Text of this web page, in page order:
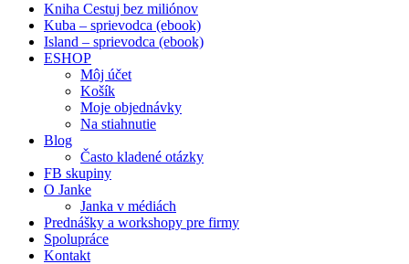
Kniha Cestuj bez miliónov
Kuba – sprievodca (ebook)
Island – sprievodca (ebook)
ESHOP
Môj účet
Košík
Moje objednávky
Na stiahnutie
Blog
Často kladené otázky
FB skupiny
O Janke
Janka v médiách
Prednášky a workshopy pre firmy
Spolupráce
Kontakt